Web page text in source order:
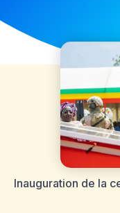
Inauguration de la